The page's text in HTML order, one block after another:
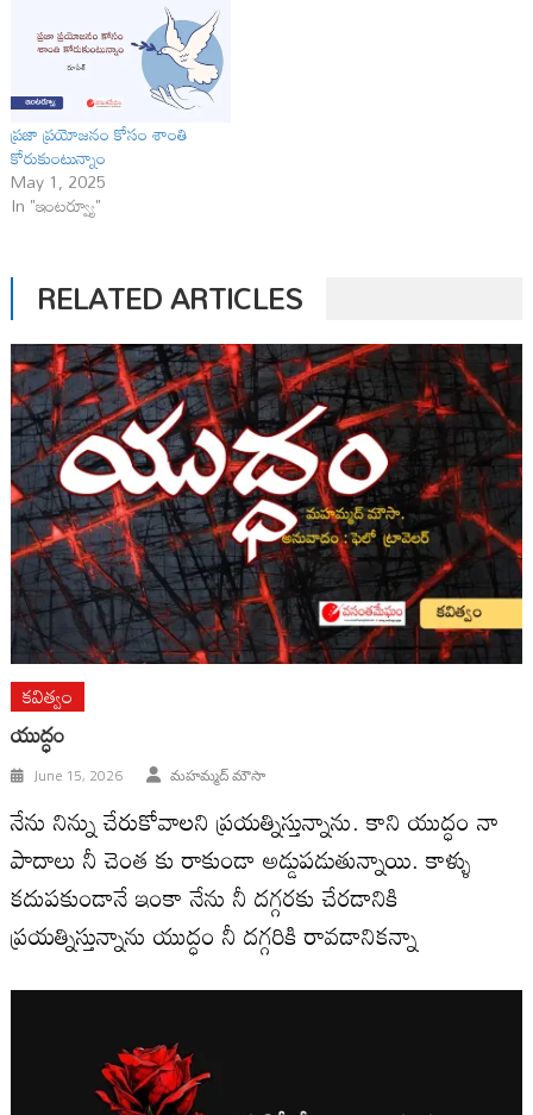
ప్రజా ప్రయోజనం కోసం శాంతి
కోరుకుంటున్నాం
May 1, 2025
In "ఇంటర్వ్యూ"
RELATED ARTICLES
కవిత్వం
యుద్ధం
June 15, 2026 మహమ్మద్ మౌసా
నేను నిన్ను చేరుకోవాలని ప్రయత్నిస్తున్నాను. కాని యుద్ధం నా
పాదాలు నీ చెంత కు రాకుండా అడ్డుపడుతున్నాయి. కాళ్ళు
కదుపకుండానే ఇంకా నేను నీ దగ్గరకు చేరడానికి
ప్రయత్నిస్తున్నాను యుద్ధం నీ దగ్గరికి రావడానికన్నా